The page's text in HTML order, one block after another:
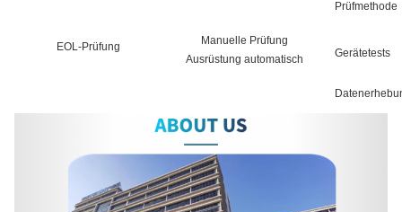
EOL-Prüfung
Manuelle Prüfung
Ausrüstung automatisch
Prüfmethode
Gerätetests